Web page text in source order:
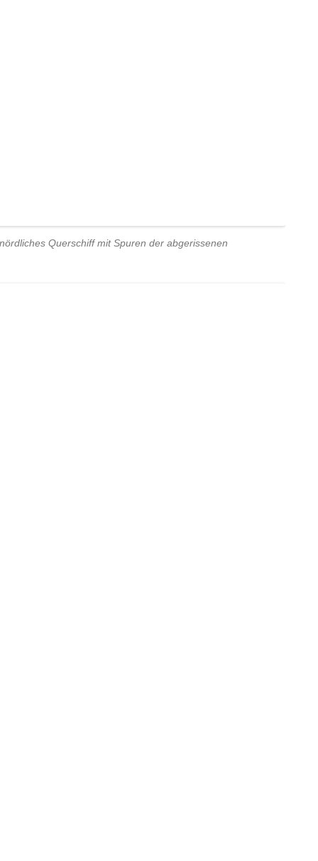
Querschiff mit Spuren der abgerissenen